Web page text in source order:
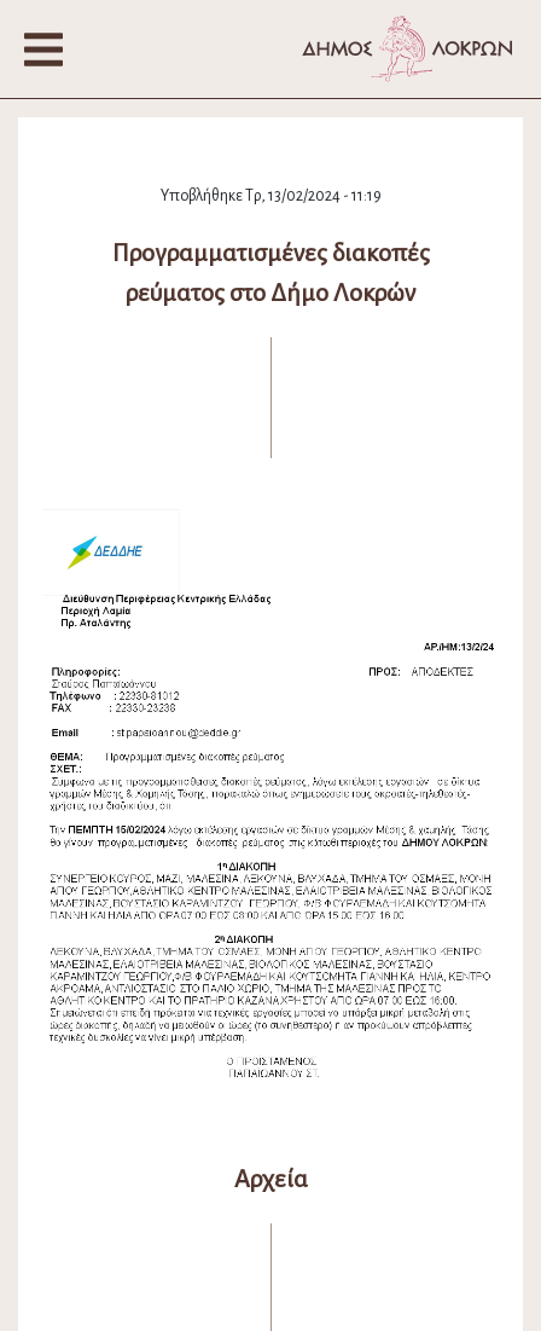
Υποβλήθηκε Τρ, 13/02/2024 - 11:19
Προγραμματισμένες διακοπές
ρεύματος στο Δήμο Λοκρών
Αρχεία